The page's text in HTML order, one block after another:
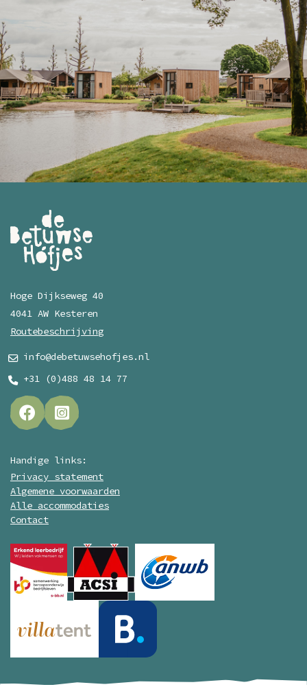
Hoge Dijkseweg 40
4041 AW Kesteren
Routebeschrijving
info@debetuwsehofjes.nl
+31 (0)488 48 14 77
Handige links:
Privacy statement
Algemene voorwaarden
Alle accommodaties
Contact